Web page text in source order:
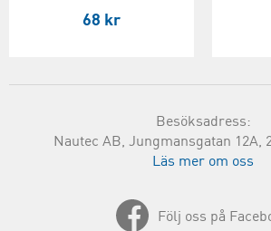
68 kr
Besöksadress:
Nautec AB, Jungmansgatan 12A,
Läs mer om oss
Följ oss på